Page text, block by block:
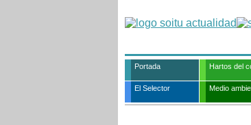
Portada Hartos del
El Selector Medio